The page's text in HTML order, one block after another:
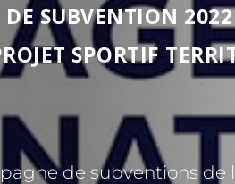
SUBVENTION 2022
SPORTIF
de subventions de